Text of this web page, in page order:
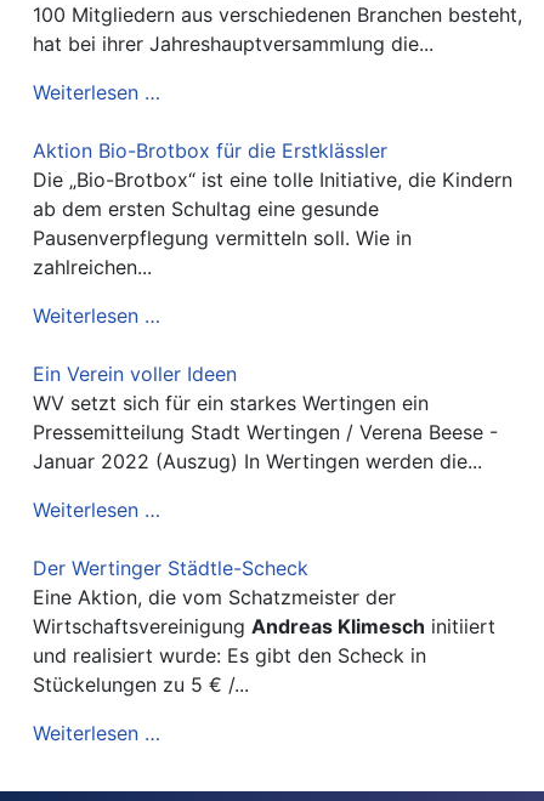
100 Mitgliedern aus verschiedenen Branchen besteht,
hat bei ihrer Jahreshauptversammlung die...
Weiterlesen …
Aktion Bio-Brotbox für die Erstklässler
Die „Bio-Brotbox“ ist eine tolle Initiative, die Kindern
ab dem ersten Schultag eine gesunde
Pausenverpflegung vermitteln soll. Wie in
zahlreichen...
Weiterlesen …
Ein Verein voller Ideen
WV setzt sich für ein starkes Wertingen ein
Pressemitteilung Stadt Wertingen / Verena Beese -
Januar 2022 (Auszug) In Wertingen werden die...
Weiterlesen …
Der Wertinger Städtle-Scheck
Eine Aktion, die vom Schatzmeister der
WirtschaftsvereinigungAndreas Klimesch initiiert
und realisiert wurde: Es gibt den Scheck in
Stückelungen zu 5 € /...
Weiterlesen …